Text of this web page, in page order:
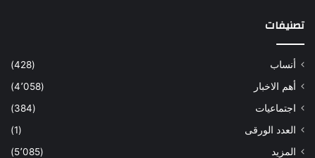
تصنيفات
أنساب
(428)
أهم الاخبار
(4٬058)
اجتماعيات
(384)
العدد الورقى
(1)
المزيد
(5٬085)